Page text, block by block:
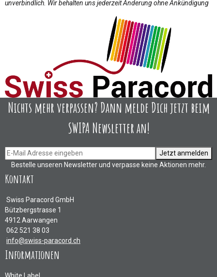
unverbindlich. Wir behalten uns jederzeit Änderung ohne Ankündigung
Nichts mehr verpassen? Dann melde Dich jetzt beim
SWIPA Newsletter an!
Jetzt anmelden
Bestelle unseren Newsletter und verpasse keine Aktionen mehr.
Kontakt
Swiss Paracord GmbH
Bützbergstrasse 1
4912 Aarwangen
062 521 38 03
info@swiss-paracord.ch
Informationen